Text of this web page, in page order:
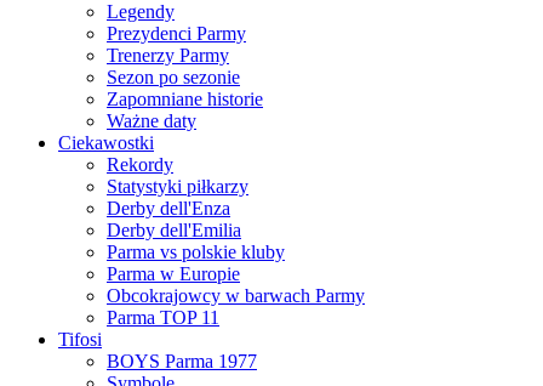
Legendy
Prezydenci Parmy
Trenerzy Parmy
Sezon po sezonie
Zapomniane historie
Ważne daty
Ciekawostki
Rekordy
Statystyki piłkarzy
Derby dell'Enza
Derby dell'Emilia
Parma vs polskie kluby
Parma w Europie
Obcokrajowcy w barwach Parmy
Parma TOP 11
Tifosi
BOYS Parma 1977